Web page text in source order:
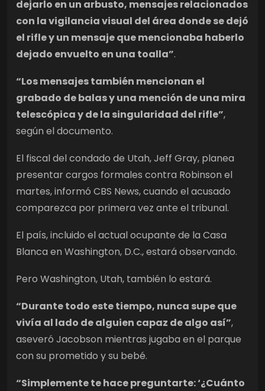
dejarlo en un arbusto, mensajes relacionados
con la vigilancia visual del área donde se dejó
el rifle y un mensaje que mencionaba haberlo
dejado envuelto en una toalla”.
“Los mensajes también mencionan el
grabado de balas y una mención de una mira
telescópica y de la singularidad del rifle”,
según el documento.
El fiscal del condado de Utah, Jeff Gray, planea
presentar cargos formales contra Robinson el
martes, informó CBS News, cuando el acusado
comparezca por primera vez ante el tribunal.
El país, incluido el actual ocupante de la Casa
Blanca en Washington, D.C., estará observando.
Pero Washington, Utah, también lo estará.
“Durante todo este tiempo, nunca supe que
vivía al lado de alguien capaz de algo así”,
aseveró Jacobson mientras jugaba en el parque
con su prometido y su bebé.
“Simplemente te hace preguntarte: ‘¿Cuánto